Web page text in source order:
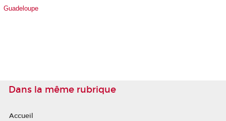
Guadeloupe
Dans la même rubrique
Accueil